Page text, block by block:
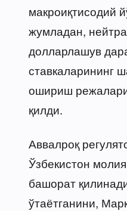
макроиқтисодий
жумладан,
долларлашув
ставкаларининг
ошириш
қилди.
Аввалроқ
Ўзбекистон
башорат
ўтаётганини,